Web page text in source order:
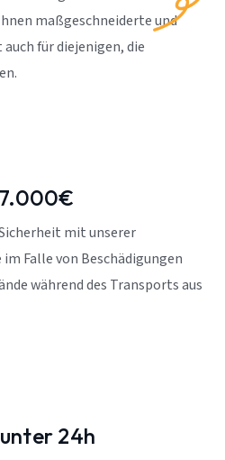
maßgeschneiderte und
für diejenigen, die
mit unserer
im Falle von Beschädigungen
während des Transports aus
24h